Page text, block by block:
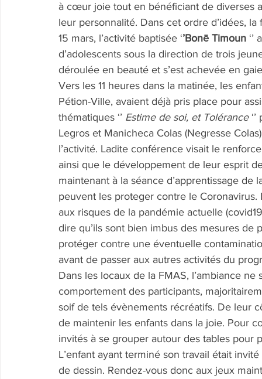
à cœur joie tout en bénéficiant de diverses
leur personnalité. Dans cet ordre d’idées,
15 mars, l’activité baptisée ‘’Bonē Timoun
d’adolescents sous la direction de trois
déroulée en beauté et s’est achevée en
Vers les 11 heures dans la matinée, les
Pétion-Ville, avaient déjà pris place pour
thématiques ‘’ Estime de soi, et Tolérance ‘’
Legros et Manicheca Colas (Negresse
l’activité. Ladite conférence visait le
ainsi que le développement de leur esprit
maintenant à la séance d’apprentissage
peuvent les proteger contre le
aux risques de la pandémie actuelle
dire qu’ils sont bien imbus des mesures
protéger contre une éventuelle
avant de passer aux autres activités du
Dans les locaux de la FMAS, l’ambiance
comportement des participants,
soif de tels évènements récréatifs. De leur
de maintenir les enfants dans la joie. Pour
invités à se grouper autour des tables pour
L’enfant ayant terminé son travail était
de dessin. Rendez-vous donc aux jeux